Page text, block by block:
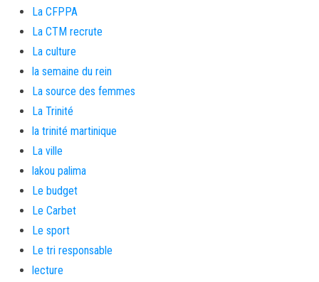
La CFPPA
La CTM recrute
La culture
la semaine du rein
La source des femmes
La Trinité
la trinité martinique
La ville
lakou palima
Le budget
Le Carbet
Le sport
Le tri responsable
lecture